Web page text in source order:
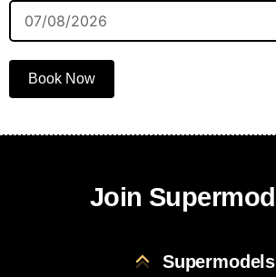
Book Now
Join
Supermodels